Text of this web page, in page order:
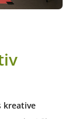
kreative